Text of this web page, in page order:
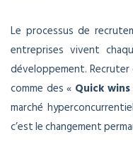
Le processus de
entreprises vivent
développement.
comme des « Quick wins
marché
c’est le changement